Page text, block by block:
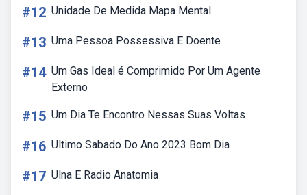
#12 Unidade De Medida Mapa Mental
#13 Uma Pessoa Possessiva E Doente
#14 Um Gas Ideal é Comprimido Por Um Agente
Externo
#15 Um Dia Te Encontro Nessas Suas Voltas
#16 Ultimo Sabado Do Ano 2023 Bom Dia
#17 Ulna E Radio Anatomia